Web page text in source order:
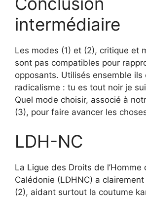
intermédiaire
Les modes (1) et (2), critique et
sont pas compatibles pour
opposants. Utilisés ensemble ils
radicalisme : tu es tout noir je
Quel mode choisir, associé à
(3), pour faire avancer les
LDH-NC
La Ligue des Droits de l’Homme
Calédonie (LDHNC) a
(2), aidant surtout la coutume